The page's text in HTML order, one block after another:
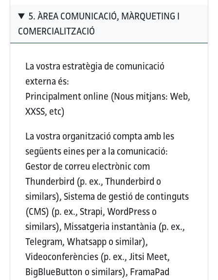
5. ÀREA COMUNICACIÓ, MÀRQUETING I
COMERCIALITZACIÓ
La vostra estratègia de comunicació
externa és:
Principalment online (Nous mitjans: Web,
XXSS, etc)
La vostra organització compta amb les
següents eines per a la comunicació:
Gestor de correu electrònic com
Thunderbird (p. ex., Thunderbird o
similars), Sistema de gestió de continguts
(CMS) (p. ex., Strapi, WordPress o
similars), Missatgeria instantània (p. ex.,
Telegram, Whatsapp o similar),
Videoconferències (p. ex., Jitsi Meet,
BigBlueButton o similars), FramaPad